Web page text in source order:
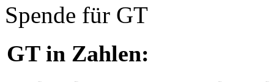
Spende für GT
GT in Zahlen: